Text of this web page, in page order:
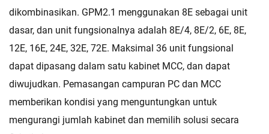
dikombinasikan. GPM2.1 menggunakan 8E sebagai unit
dasar, dan unit fungsionalnya adalah 8E/4, 8E/2, 6E, 8E,
12E, 16E, 24E, 32E, 72E. Maksimal 36 unit fungsional
dapat dipasang dalam satu kabinet MCC, dan dapat
diwujudkan. Pemasangan campuran PC dan MCC
memberikan kondisi yang menguntungkan untuk
mengurangi jumlah kabinet dan memilih solusi secara